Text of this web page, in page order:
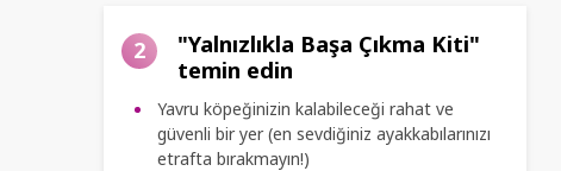
2
"Yalnızlıkla Başa Çıkma Kiti"
temin edin
Yavru köpeğinizin kalabileceği rahat ve
güvenli bir yer (en sevdiğiniz ayakkabılarınızı
etrafta bırakmayın!)